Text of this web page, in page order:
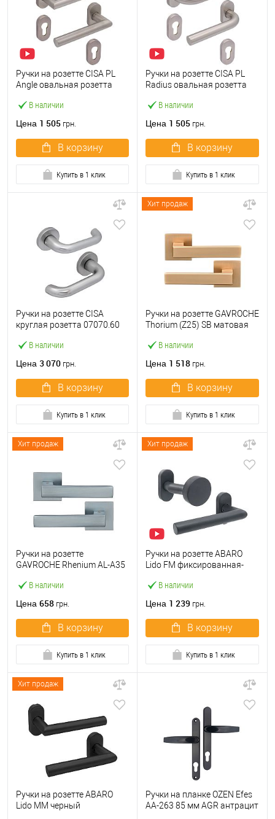
В наличии
Ручки на розетте CISA PL
Angle овальная розетта
сталь
Цена 1 505 грн.
В корзину
Купить в 1 клик
В наличии
Ручки на розетте CISA PL
Radius овальная розетта
сталь
Цена 1 505 грн.
В корзину
Купить в 1 клик
В наличии
Ручки на розетте CISA
круглая розетта 07070.60
Цена 3 070 грн.
В корзину
Купить в 1 клик
Хит продаж
В наличии
Ручки на розетте GAVROCHE
Thorium (Z25) SB матовая
Цена 1 518 грн.
В корзину
Купить в 1 клик
Хит продаж
В наличии
Ручки на розетте
GAVROCHE Rhenium AL-A35
Цена 658 грн.
В корзину
Купить в 1 клик
Хит продаж
В наличии
Ручки на розетте ABARO
Lido FM фиксированная-
Цена 1 239 грн.
В корзину
Купить в 1 клик
Хит продаж
Ручки на розетте ABARO
Lido MM черный
Ручки на планке OZEN Efes
AA-263 85 мм AGR антрацит